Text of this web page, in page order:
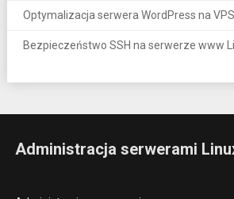
Optymalizacja serwera WordPress na
Bezpieczeństwo SSH na serwerze www
Administracja serwerami